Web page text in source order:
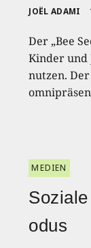
JOËL ADAMI
Der „Bee
Kinder und
nutzen.
MEDIEN
odus